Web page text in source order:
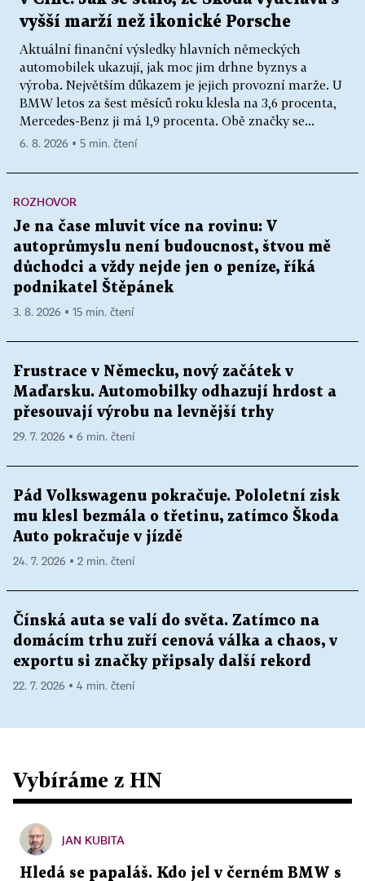
vyšší marží než ikonické Porsche
Aktuální finanční výsledky hlavních německých
automobilek ukazují, jak moc jim drhne byznys a
výroba. Největším důkazem je jejich provozní marže. U
BMW letos za šest měsíců roku klesla na 3,6 procenta,
Mercedes-Benz ji má 1,9 procenta. Obě značky se...
6. 8. 2026 ▪ 5 min. čtení
ROZHOVOR
Je na čase mluvit více na rovinu: V
autoprůmyslu není budoucnost, štvou mě
důchodci a vždy nejde jen o peníze, říká
podnikatel Štěpánek
3. 8. 2026 ▪ 15 min. čtení
Frustrace v Německu, nový začátek v
Maďarsku. Automobilky odhazují hrdost a
přesouvají výrobu na levnější trhy
29. 7. 2026 ▪ 6 min. čtení
Pád Volkswagenu pokračuje. Pololetní zisk
mu klesl bezmála o třetinu, zatímco Škoda
Auto pokračuje v jízdě
24. 7. 2026 ▪ 2 min. čtení
Čínská auta se valí do světa. Zatímco na
domácím trhu zuří cenová válka a chaos, v
exportu si značky připsaly další rekord
22. 7. 2026 ▪ 4 min. čtení
Vybíráme z HN
JAN KUBITA
Hledá se papaláš. Kdo jel v černém BMW s